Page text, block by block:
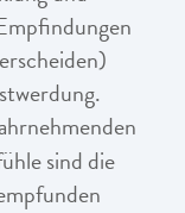
sind die